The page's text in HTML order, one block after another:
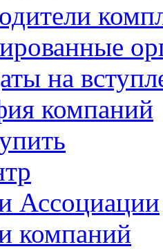
на
компаний
Ассоциации
компаний